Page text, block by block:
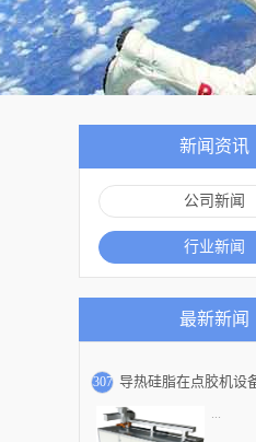
新闻资讯
公司新闻
行业新闻
最新新闻
307 导热硅脂在点胶机设
...